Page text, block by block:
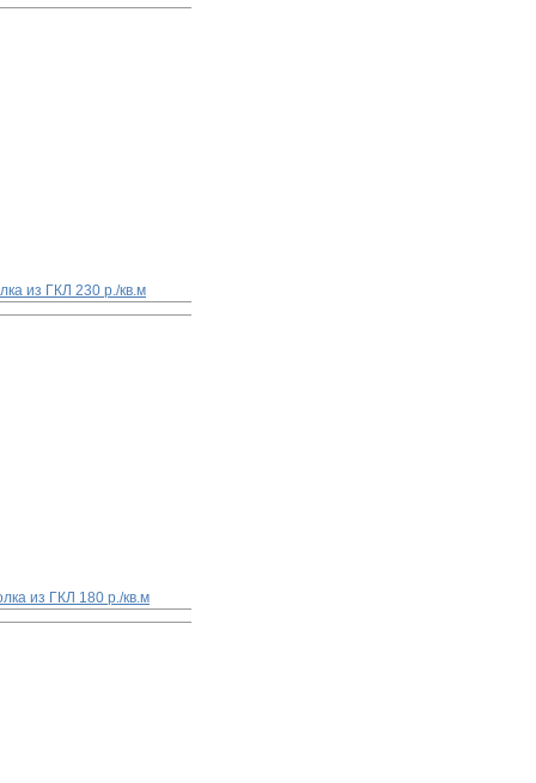
из ГКЛ 230 р./кв.м
из ГКЛ 180 р./кв.м